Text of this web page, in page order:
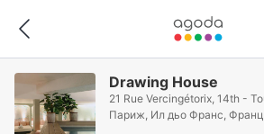
Drawing House
21 Rue Vercingétorix, 14th -
Париж, Ил дьо Франс,